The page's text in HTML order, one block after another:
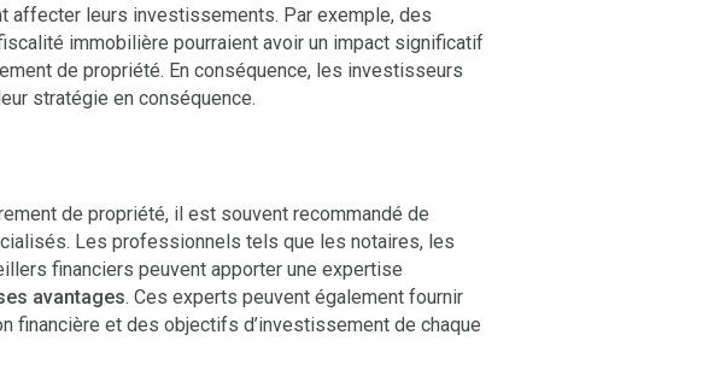
affecter leurs investissements. Par exemple, des
immobilière pourraient avoir un impact significatif
de propriété. En conséquence, les investisseurs
stratégie en conséquence.
de propriété, il est souvent recommandé de
Les professionnels tels que les notaires, les
financiers peuvent apporter une expertise
avantages. Ces experts peuvent également fournir
et des objectifs d’investissement de chaque